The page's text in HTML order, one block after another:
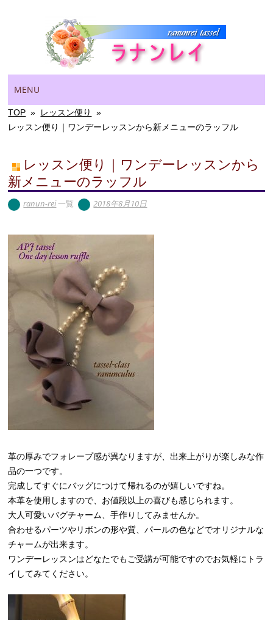
Main menu
to
content
MENU
TOP » レッスン便り
»
レッスン便り｜ワンデーレッスンから新メニューのラッフル
レッスン便り｜ワンデーレッスンから
新メニューのラッフル
ranun-rei一覧 2018年8月10日
革の厚みでフォレープ感が異なりますが、出来上がりが楽しみな作
品の一つです。
完成してすぐにバッグにつけて帰れるのが嬉しいですね。
本革を使用しますので、お値段以上の喜びも感じられます。
大人可愛いバグチャーム、手作りしてみませんか。
合わせるパーツやリボンの形や質、パールの色などでオリジナルな
チャームが出来ます。
ワンデーレッスンはどなたでもご受講が可能ですのでお気軽にトラ
イしてみてください。